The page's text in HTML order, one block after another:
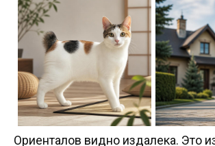
Ориенталов видно издалека. Это